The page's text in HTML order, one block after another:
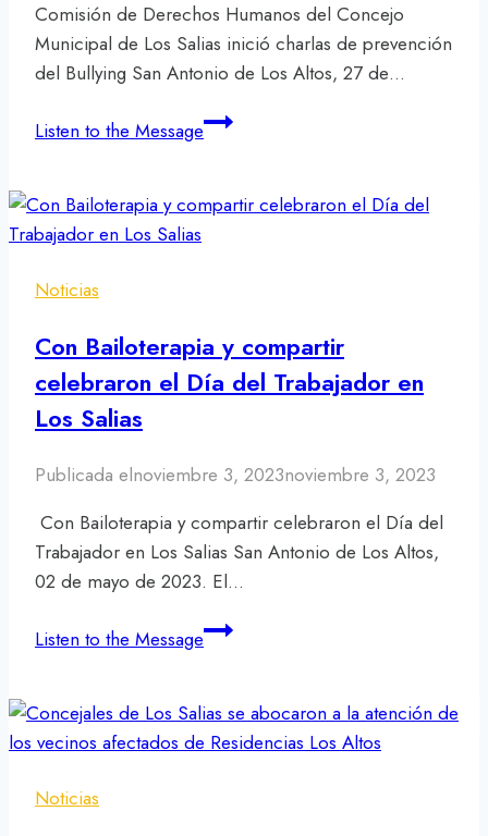
por
La
Concejal
Marianela
Anzola
el
de
Brigada
Comisión de Derechos Humanos del Concejo
Municipal de Los Salias inició charlas de prevención
del Bullying San Antonio de Los Altos, 27 de…
Listen to the MessageComisión
Humanos
Los
Salias
de
del
Bullying
Noticias
Con Bailoterapia y compartir
celebraron el Día del Trabajador en
Los Salias
Publicada elnoviembre 3, 2023noviembre 3, 2023
Con Bailoterapia y compartir celebraron el Día del
Trabajador en Los Salias San Antonio de Los Altos,
02 de mayo de 2023. El…
Listen to the MessageCon
compartir
celebraron
Noticias